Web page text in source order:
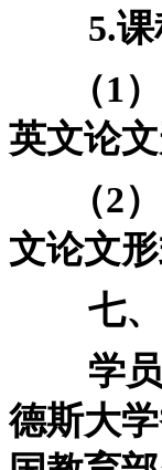
5.课程
（1）
英文论
（2）
文论文
七、
学员按
德斯大